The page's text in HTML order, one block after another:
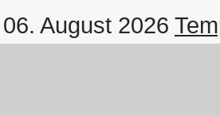
August 2026